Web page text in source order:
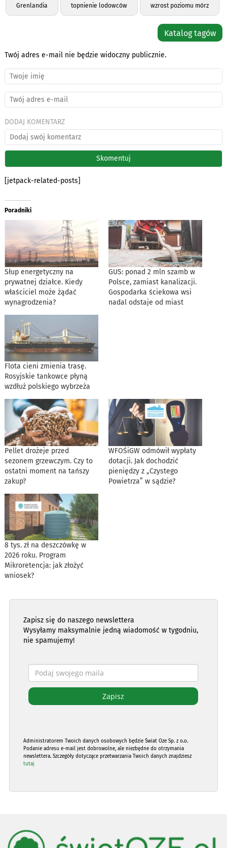
Grenlandia topnienie lodowców wzrost poziomu mórz
Katalog tagów
Twój adres e-mail nie będzie widoczny publicznie.
DODAJ KOMENTARZ
[jetpack-related-posts]
Poradniki
Słup energetyczny na
prywatnej działce. Kiedy
właściciel może żądać
wynagrodzenia?
GUS: ponad 2 mln szamb w
Polsce, zamiast kanalizacji.
Gospodarka ściekowa wsi
nadal odstaje od miast
Flota cieni zmienia trasę.
Rosyjskie tankowce płyną
wzdłuż polskiego wybrzeża
Pellet drożeje przed
sezonem grzewczym. Czy to
ostatni moment na tańszy
zakup?
WFOŚiGW odmówił wypłaty
dotacji. Jak dochodzić
pieniędzy z „Czystego
Powietrza” w sądzie?
8 tys. zł na deszczówkę w
2026 roku. Program
Mikroretencja: jak złożyć
wniosek?
Zapisz się do naszego newslettera
Wysyłamy maksymalnie jedną wiadomość w tygodniu,
nie spamujemy!
Administratorem Twoich danych osobowych będzie Świat Oze Sp. z o.o.
Podanie adresu e-mail jest dobrowolne, ale niezbędne do otrzymania
newslettera. Szczegóły dotyczące przetwarzania Twoich danych znajdziesz
tutaj